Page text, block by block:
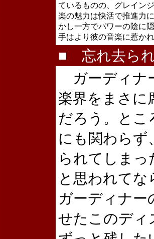
ているものの、グレイン
楽の魅力は快活で推進力
かし一方でパワーの陰に
手はより彼の音楽に惹か
■ 忘れ去ら
ガーディナ
楽界をまさに
だろう。とこ
にも関わらず
られてしま
と思われて
ガーディナー
せたこのディ